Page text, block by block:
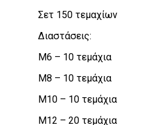
Σετ 150 τεμαχίων
Διαστάσεις:
M6 – 10 τεμάχια
M8 – 10 τεμάχια
M10 – 10 τεμάχια
M12 – 20 τεμάχια